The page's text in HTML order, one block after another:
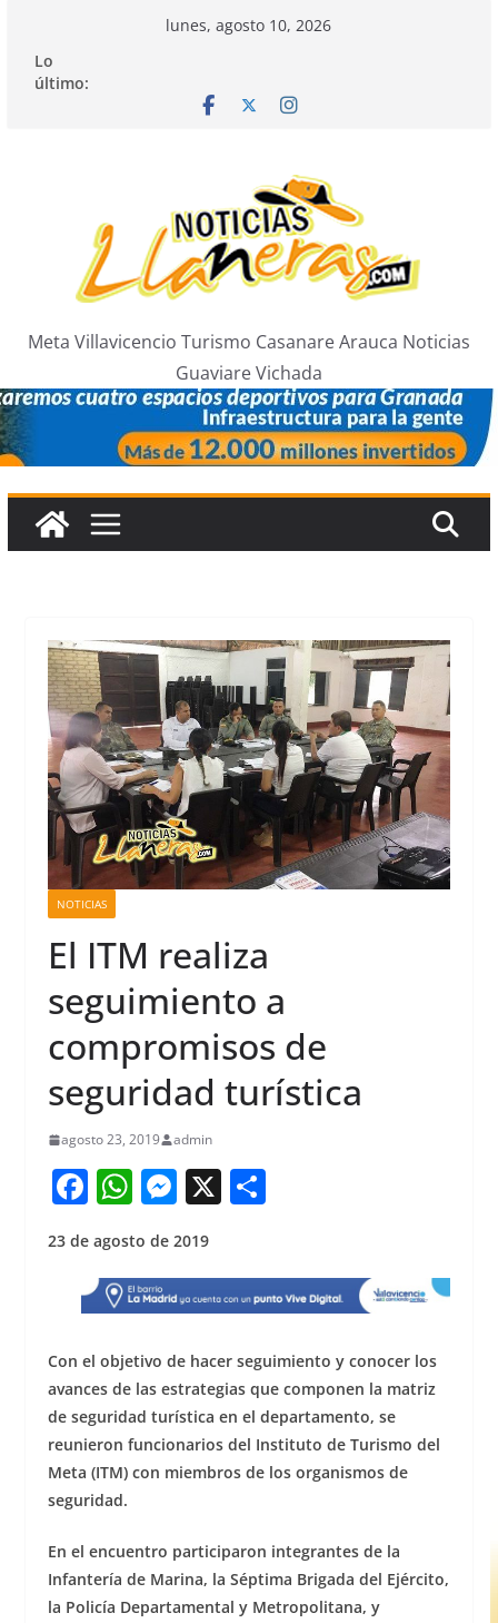
contenido
lunes, agosto 10, 2026
Lo
último:
Meta Villavicencio Turismo Casanare Arauca Noticias
Guaviare Vichada
NOTICIAS
El ITM realiza
seguimiento a
compromisos de
seguridad turística
agosto 23, 2019 admin
F
c
e
b
o
o
k
W
at
s
A
p
p
M
ss
e
n
g
er
X S
e
23 de agosto de 2019
Con el objetivo de hacer seguimiento y conocer los
avances de las estrategias que componen la matriz
de seguridad turística en el departamento, se
reunieron funcionarios del Instituto de Turismo del
Meta (ITM) con miembros de los organismos de
seguridad.
En el encuentro participaron integrantes de la
Infantería de Marina, la Séptima Brigada del Ejército,
la Policía Departamental y Metropolitana, y